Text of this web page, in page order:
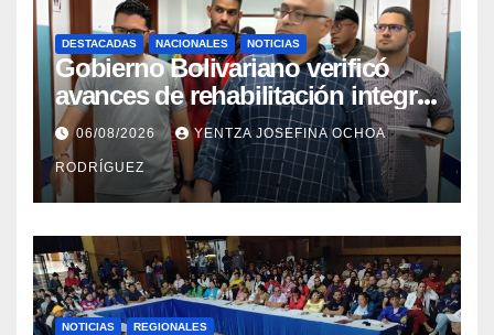
DESTACADAS NACIONALES NOTICIAS
Gobierno Bolivariano verificó
avances de rehabilitación integral
en el Hospital Dr. José María
Vargas
06/08/2026 YENTZA JOSEFINA OCHOA
RODRÍGUEZ
NOTICIAS REGIONALES